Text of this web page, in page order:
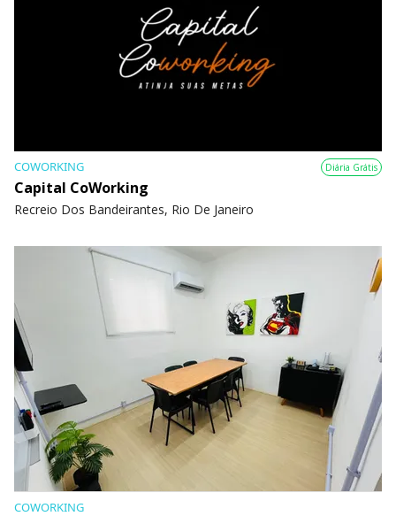
COWORKING Diária Grátis
Capital CoWorking
Recreio Dos Bandeirantes, Rio De Janeiro
COWORKING